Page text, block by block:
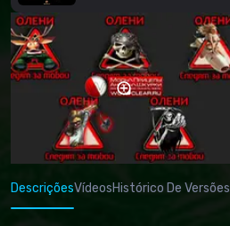
DescriçõesVídeosHistórico De Versões